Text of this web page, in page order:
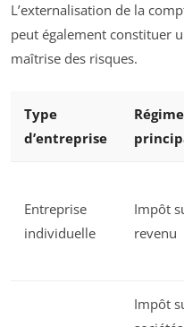
L’externalisation de la
peut également constituer
maîtrise des risques.
Type
d’entreprise
Entreprise
individuelle
Impôt
revenu
Impôt